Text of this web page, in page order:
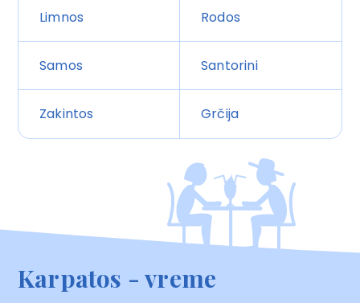
Limnos Rodos
Samos Santorini
Zakintos Grčija
Karpatos - vreme